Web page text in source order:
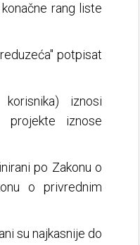
rang liste
potpisat
iznosi
projekte iznose
po Zakonu o
o privrednim
su najkasnije do